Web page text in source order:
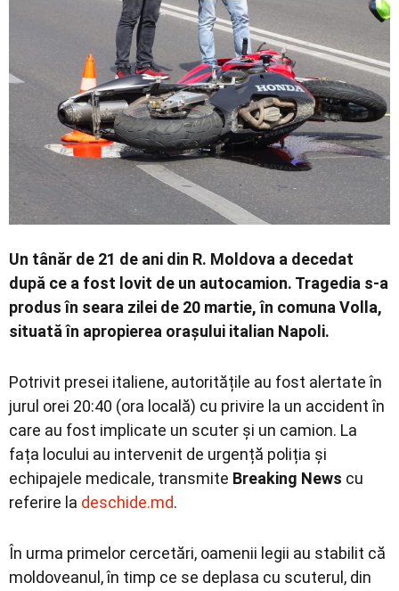
Contact
Un tânăr de 21 de ani din R. Moldova a decedat
după ce a fost lovit de un autocamion. Tragedia s-a
produs în seara zilei de 20 martie, în comuna Volla,
situată în apropierea orașului italian Napoli.
Potrivit presei italiene, autoritățile au fost alertate în
jurul orei 20:40 (ora locală) cu privire la un accident în
care au fost implicate un scuter și un camion. La
fața locului au intervenit de urgență poliția și
echipajele medicale, transmite Breaking News cu
referire la deschide.md.
În urma primelor cercetări, oamenii legii au stabilit că
moldoveanul, în timp ce se deplasa cu scuterul, din